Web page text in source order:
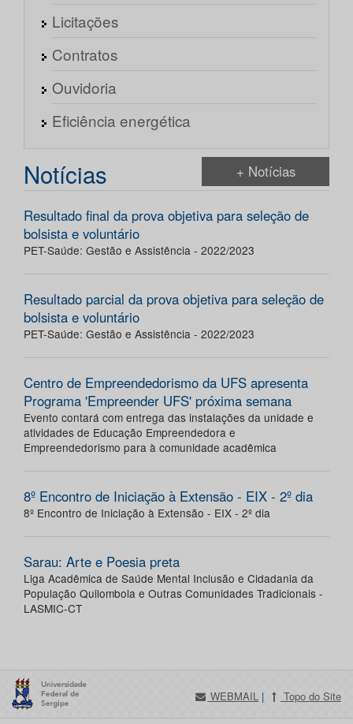
Licitações
Contratos
Ouvidoria
Eficiência energética
Notícias + Notícias
Resultado final da prova objetiva para seleção de
bolsista e voluntário
PET-Saúde: Gestão e Assistência - 2022/2023
Resultado parcial da prova objetiva para seleção de
bolsista e voluntário
PET-Saúde: Gestão e Assistência - 2022/2023
Centro de Empreendedorismo da UFS apresenta
Programa 'Empreender UFS' próxima semana
Evento contará com entrega das instalações da unidade e
atividades de Educação Empreendedora e
Empreendedorismo para à comunidade acadêmica
8º Encontro de Iniciação à Extensão - EIX - 2º dia
8º Encontro de Iniciação à Extensão - EIX - 2º dia
Sarau: Arte e Poesia preta
Liga Acadêmica de Saúde Mental Inclusão e Cidadania da
População Quilombola e Outras Comunidades Tradicionais -
LASMIC-CT
WEBMAIL | Topo do Site